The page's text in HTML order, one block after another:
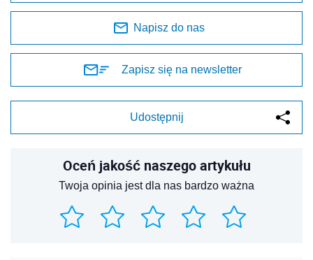
Napisz do nas
Zapisz się na newsletter
Udostępnij
Oceń jakość naszego artykułu
Twoja opinia jest dla nas bardzo ważna